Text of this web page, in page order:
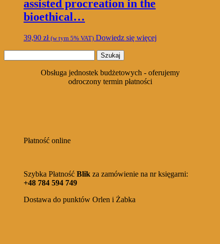
assisted procreation in the
bioethical…
39,90 zł (w tym 5% VAT) Dowiedz się więcej
Obsługa jednostek budżetowych - oferujemy
odroczony termin płatności
Płatność online
Szybka Płatność Blik za zamówienie na nr księgarni:
+48 784 594 749
Dostawa do punktów Orlen i Żabka